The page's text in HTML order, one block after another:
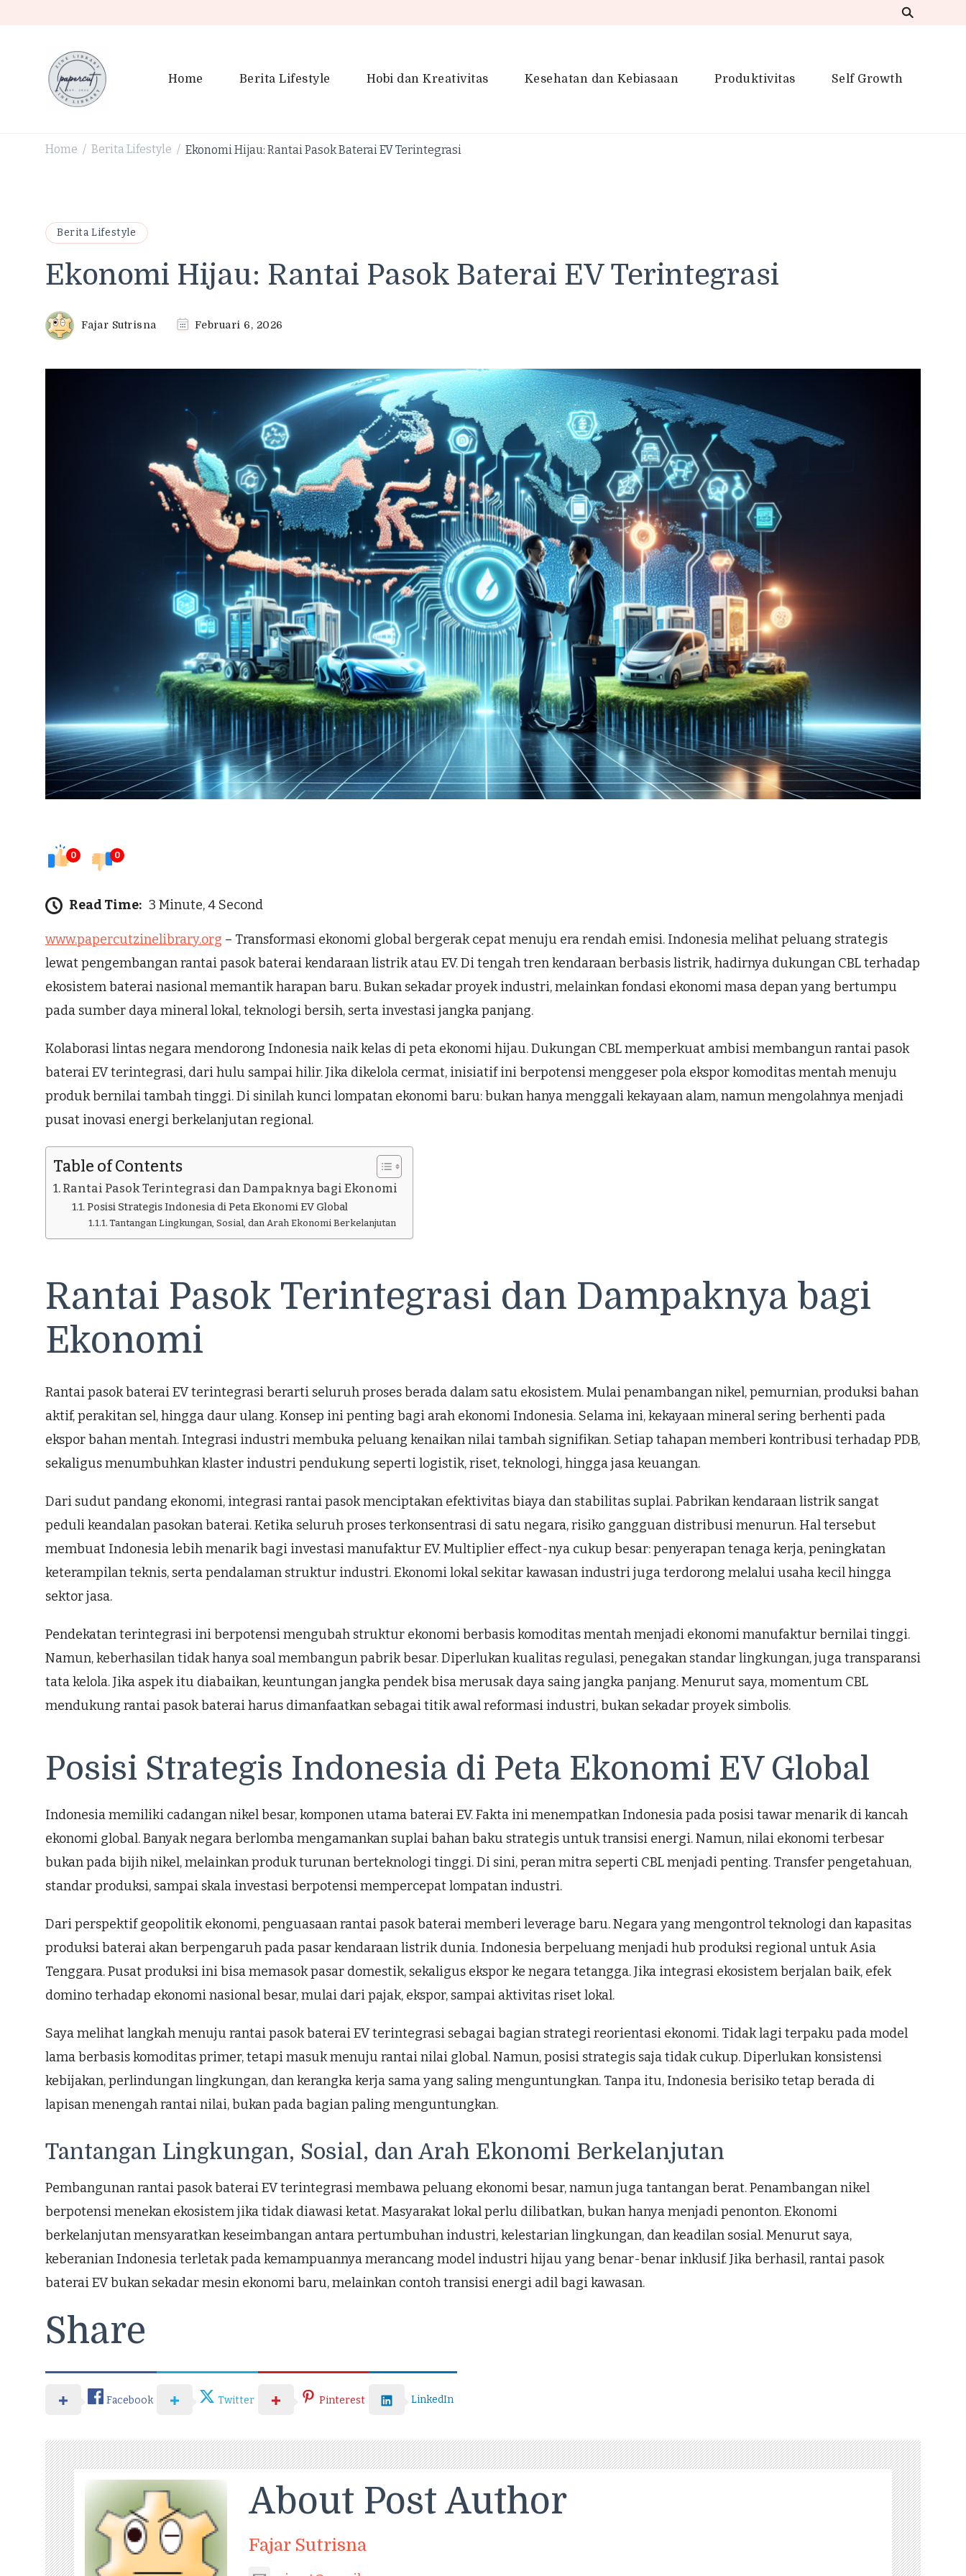
Home Berita Lifestyle Hobi dan Kreativitas Kesehatan dan Kebiasaan Produktivitas Self Growth
Home / Berita Lifestyle / Ekonomi Hijau: Rantai Pasok Baterai EV Terintegrasi
Berita Lifestyle
Ekonomi Hijau: Rantai Pasok Baterai EV Terintegrasi
Fajar Sutrisna Februari 6, 2026
0 0
Read Time: 3 Minute, 4 Second
www.papercutzinelibrary.org – Transformasi ekonomi global bergerak cepat menuju era rendah emisi. Indonesia melihat peluang strategis
lewat pengembangan rantai pasok baterai kendaraan listrik atau EV. Di tengah tren kendaraan berbasis listrik, hadirnya dukungan CBL terhadap
ekosistem baterai nasional memantik harapan baru. Bukan sekadar proyek industri, melainkan fondasi ekonomi masa depan yang bertumpu
pada sumber daya mineral lokal, teknologi bersih, serta investasi jangka panjang.
Kolaborasi lintas negara mendorong Indonesia naik kelas di peta ekonomi hijau. Dukungan CBL memperkuat ambisi membangun rantai pasok
baterai EV terintegrasi, dari hulu sampai hilir. Jika dikelola cermat, inisiatif ini berpotensi menggeser pola ekspor komoditas mentah menuju
produk bernilai tambah tinggi. Di sinilah kunci lompatan ekonomi baru: bukan hanya menggali kekayaan alam, namun mengolahnya menjadi
pusat inovasi energi berkelanjutan regional.
Table of Contents
Rantai Pasok Terintegrasi dan Dampaknya bagi Ekonomi
Posisi Strategis Indonesia di Peta Ekonomi EV Global
Tantangan Lingkungan, Sosial, dan Arah Ekonomi Berkelanjutan
Rantai Pasok Terintegrasi dan Dampaknya bagi
Ekonomi
Rantai pasok baterai EV terintegrasi berarti seluruh proses berada dalam satu ekosistem. Mulai penambangan nikel, pemurnian, produksi bahan
aktif, perakitan sel, hingga daur ulang. Konsep ini penting bagi arah ekonomi Indonesia. Selama ini, kekayaan mineral sering berhenti pada
ekspor bahan mentah. Integrasi industri membuka peluang kenaikan nilai tambah signifikan. Setiap tahapan memberi kontribusi terhadap PDB,
sekaligus menumbuhkan klaster industri pendukung seperti logistik, riset, teknologi, hingga jasa keuangan.
Dari sudut pandang ekonomi, integrasi rantai pasok menciptakan efektivitas biaya dan stabilitas suplai. Pabrikan kendaraan listrik sangat
peduli keandalan pasokan baterai. Ketika seluruh proses terkonsentrasi di satu negara, risiko gangguan distribusi menurun. Hal tersebut
membuat Indonesia lebih menarik bagi investasi manufaktur EV. Multiplier effect-nya cukup besar: penyerapan tenaga kerja, peningkatan
keterampilan teknis, serta pendalaman struktur industri. Ekonomi lokal sekitar kawasan industri juga terdorong melalui usaha kecil hingga
sektor jasa.
Pendekatan terintegrasi ini berpotensi mengubah struktur ekonomi berbasis komoditas mentah menjadi ekonomi manufaktur bernilai tinggi.
Namun, keberhasilan tidak hanya soal membangun pabrik besar. Diperlukan kualitas regulasi, penegakan standar lingkungan, juga transparansi
tata kelola. Jika aspek itu diabaikan, keuntungan jangka pendek bisa merusak daya saing jangka panjang. Menurut saya, momentum CBL
mendukung rantai pasok baterai harus dimanfaatkan sebagai titik awal reformasi industri, bukan sekadar proyek simbolis.
Posisi Strategis Indonesia di Peta Ekonomi EV Global
Indonesia memiliki cadangan nikel besar, komponen utama baterai EV. Fakta ini menempatkan Indonesia pada posisi tawar menarik di kancah
ekonomi global. Banyak negara berlomba mengamankan suplai bahan baku strategis untuk transisi energi. Namun, nilai ekonomi terbesar
bukan pada bijih nikel, melainkan produk turunan berteknologi tinggi. Di sini, peran mitra seperti CBL menjadi penting. Transfer pengetahuan,
standar produksi, sampai skala investasi berpotensi mempercepat lompatan industri.
Dari perspektif geopolitik ekonomi, penguasaan rantai pasok baterai memberi leverage baru. Negara yang mengontrol teknologi dan kapasitas
produksi baterai akan berpengaruh pada pasar kendaraan listrik dunia. Indonesia berpeluang menjadi hub produksi regional untuk Asia
Tenggara. Pusat produksi ini bisa memasok pasar domestik, sekaligus ekspor ke negara tetangga. Jika integrasi ekosistem berjalan baik, efek
domino terhadap ekonomi nasional besar, mulai dari pajak, ekspor, sampai aktivitas riset lokal.
Saya melihat langkah menuju rantai pasok baterai EV terintegrasi sebagai bagian strategi reorientasi ekonomi. Tidak lagi terpaku pada model
lama berbasis komoditas primer, tetapi masuk menuju rantai nilai global. Namun, posisi strategis saja tidak cukup. Diperlukan konsistensi
kebijakan, perlindungan lingkungan, dan kerangka kerja sama yang saling menguntungkan. Tanpa itu, Indonesia berisiko tetap berada di
lapisan menengah rantai nilai, bukan pada bagian paling menguntungkan.
Tantangan Lingkungan, Sosial, dan Arah Ekonomi Berkelanjutan
Pembangunan rantai pasok baterai EV terintegrasi membawa peluang ekonomi besar, namun juga tantangan berat. Penambangan nikel
berpotensi menekan ekosistem jika tidak diawasi ketat. Masyarakat lokal perlu dilibatkan, bukan hanya menjadi penonton. Ekonomi
berkelanjutan mensyaratkan keseimbangan antara pertumbuhan industri, kelestarian lingkungan, dan keadilan sosial. Menurut saya,
keberanian Indonesia terletak pada kemampuannya merancang model industri hijau yang benar-benar inklusif. Jika berhasil, rantai pasok
baterai EV bukan sekadar mesin ekonomi baru, melainkan contoh transisi energi adil bagi kawasan.
Share
Facebook Twitter Pinterest LinkedIn
About Post Author
Fajar Sutrisna